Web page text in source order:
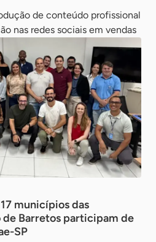
de conteúdo profissional
nas redes sociais em vendas
municípios das
Barretos participam de
SP